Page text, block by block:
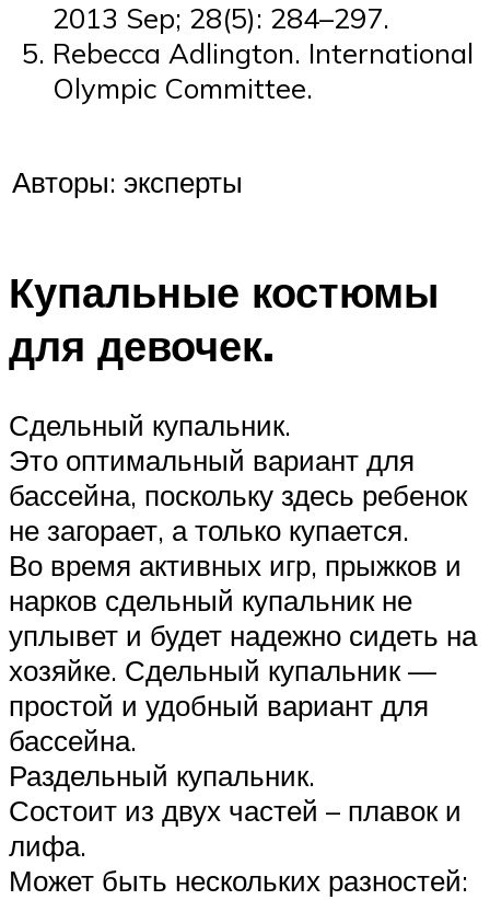
2013 Sep; 28(5): 284–297.
Rebecca Adlington. International
Olympic Committee.
Авторы: эксперты
Купальные костюмы
для девочек.
Сдельный купальник.
Это оптимальный вариант для
бассейна, поскольку здесь ребенок
не загорает, а только купается.
Во время активных игр, прыжков и
нарков сдельный купальник не
уплывет и будет надежно сидеть на
хозяйке. Сдельный купальник —
простой и удобный вариант для
бассейна.
Раздельный купальник.
Состоит из двух частей – плавок и
лифа.
Может быть нескольких разностей: